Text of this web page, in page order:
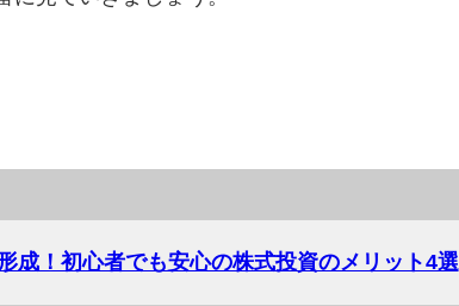
成！初心者でも安心の株式投資のメリット4選